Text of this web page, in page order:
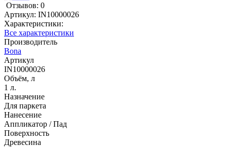
Отзывов: 0
Артикул: IN10000026
Характеристики:
Все характеристики
Производитель
Bona
Артикул
IN10000026
Объём, л
1 л.
Назначение
Для паркета
Нанесение
Аппликатор / Пад
Поверхность
Древесина